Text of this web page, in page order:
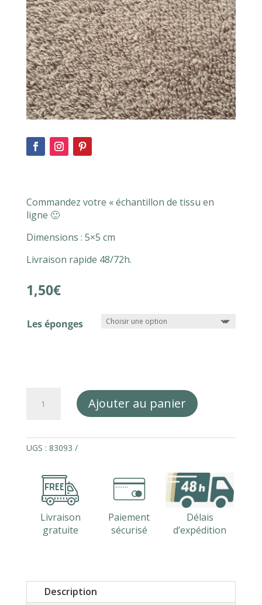
Commandez votre « échantillon de tissu en
ligne 🙂
Dimensions : 5×5 cm
Livraison rapide 48/72h.
1,50€
Les éponges
Ajouter au panier
UGS : 83093
Livraison
gratuite
Paiement
sécurisé
Délais
d’expédition
Description